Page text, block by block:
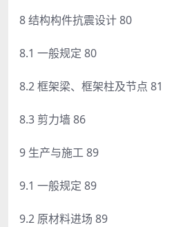
8 结构构件抗震设计 80
8.1 一般规定 80
8.2 框架梁、框架柱及节点 81
8.3 剪力墙 86
9 生产与施工 89
9.1 一般规定 89
9.2 原材料进场 89